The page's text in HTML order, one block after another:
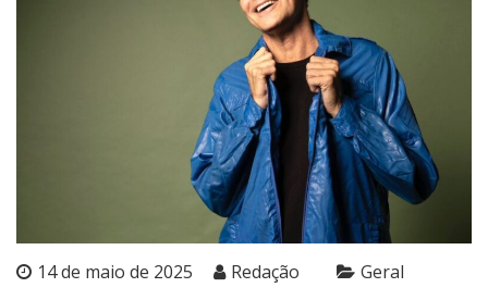
14 de maio de 2025 Redação Geral